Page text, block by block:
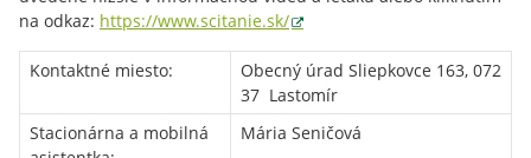
na odkaz: https://www.scitanie.sk/
Kontaktné miesto:
Obecný úrad Sliepkovce 163, 072
37 Lastomír
Stacionárna a mobilná
Mária Seničová